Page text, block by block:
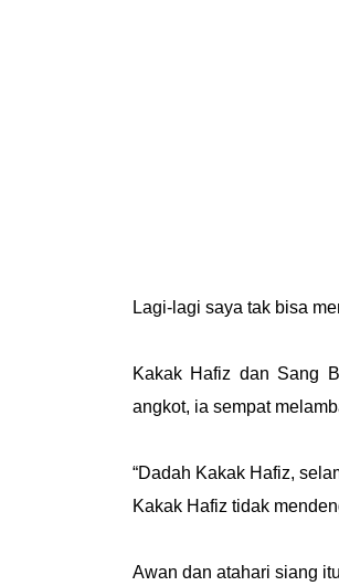
Lagi-lagi saya tak bisa
Kakak Hafiz dan Sang
angkot, ia sempat
“Dadah Kakak Hafiz,
Kakak Hafiz tidak
Awan dan atahari siang